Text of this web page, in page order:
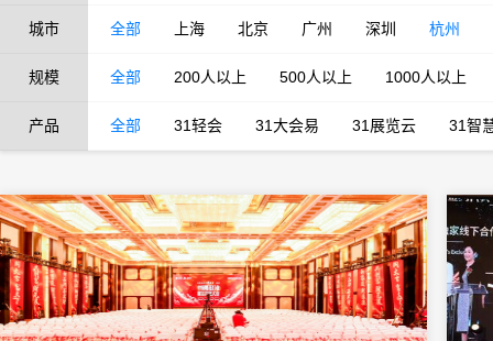
城市 全部 上海 北京 广州 深圳 杭州
规模 全部 200人以上 500人以上 1000人以上
产品 全部 31轻会 31大会易 31展览云 31智